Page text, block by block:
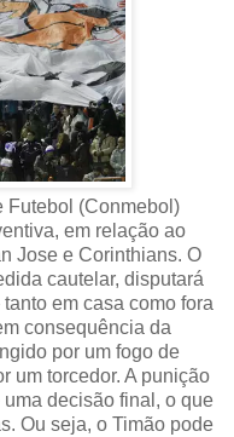
Futebol (Conmebol)
em relação ao
Jose e Corinthians. O
cautelar, disputará
em casa como fora
consequência da
por um fogo de
um torcedor. A punição
decisão final, o que
Ou seja, o Timão pode